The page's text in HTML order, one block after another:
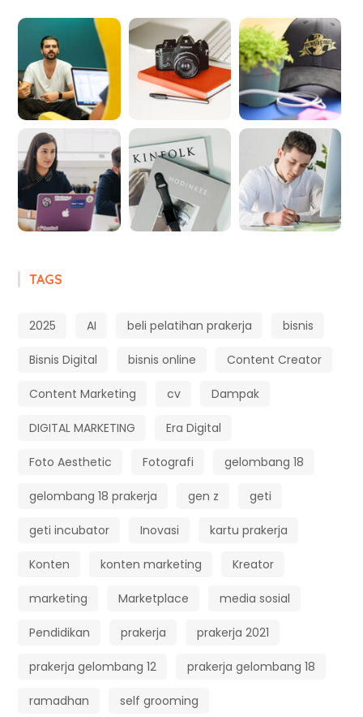
TAGS
2025 AI beli pelatihan prakerja bisnis
Bisnis Digital bisnis online Content Creator
Content Marketing cv Dampak
DIGITAL MARKETING Era Digital
Foto Aesthetic Fotografi gelombang 18
gelombang 18 prakerja gen z geti
geti incubator Inovasi kartu prakerja
Konten konten marketing Kreator
marketing Marketplace media sosial
Pendidikan prakerja prakerja 2021
prakerja gelombang 12 prakerja gelombang 18
ramadhan self grooming